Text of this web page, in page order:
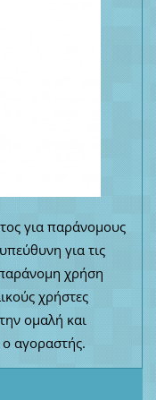
για παράνομους
για τις
χρήση
χρήστες
ομαλή και
ο αγοραστής.